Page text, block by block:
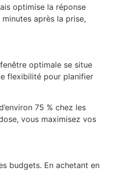
optimise la réponse
après la prise,
optimale se situe
flexibilité pour planifier
75 % chez les
vous maximisez vos
budgets. En achetant en